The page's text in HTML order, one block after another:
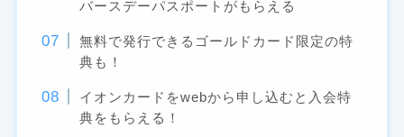
バースデーパスポートがもらえる
無料で発行できるゴールドカード限定の特
典も！
イオンカードをwebから申し込むと入会特
典をもらえる！